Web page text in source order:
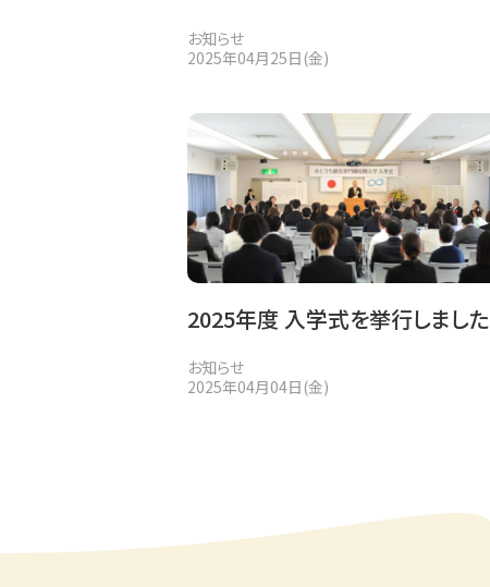
お知らせ
2025年04月25日(金)
2025年度 入学式を挙行しました
お知らせ
2025年04月04日(金)